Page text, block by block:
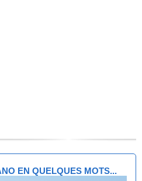
EN QUELQUES MOTS...